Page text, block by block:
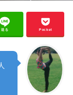
送る Pocket